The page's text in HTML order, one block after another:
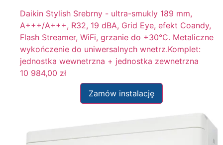
Daikin Stylish Srebrny - ultra-smukly 189 mm,
A+++/A+++, R32, 19 dBA, Grid Eye, efekt Coandy,
Flash Streamer, WiFi, grzanie do +30°C. Metaliczne
wykończenie do uniwersalnych wnetrz.Komplet:
jednostka wewnetrzna + jednostka zewnetrzna
10 984,00 zł
Zamów instalację